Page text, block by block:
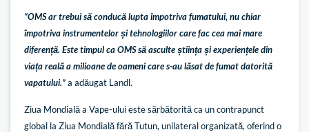
“OMS ar trebui să conducă lupta împotriva fumatului, nu chiar
împotriva instrumentelor și tehnologiilor care fac cea mai mare
diferență. Este timpul ca OMS să asculte știința și experiențele din
viața reală a milioane de oameni care s-au lăsat de fumat datorită
vapatului.”a adăugat Landl.
Ziua Mondială a Vape-ului este sărbătorită ca un contrapunct
global la Ziua Mondială fără Tutun, unilateral organizată, oferind o